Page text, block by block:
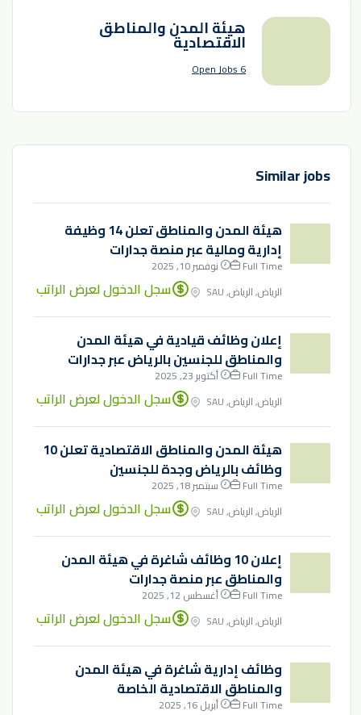
هيئة المدن والمناطق
الاقتصادية
6 Open Jobs
Similar jobs
هيئة المدن والمناطق تعلن 14 وظيفة
إدارية ومالية عبر منصة جدارات
Full Time
نوفمبر 10, 2025
الرياض, الرياض, SAU
سجل الدخول لعرض الراتب
إعلان وظائف قيادية في هيئة المدن
والمناطق للجنسين بالرياض عبر جدارات
Full Time
أكتوبر 23, 2025
الرياض, الرياض, SAU
سجل الدخول لعرض الراتب
هيئة المدن والمناطق الاقتصادية تعلن 10
وظائف بالرياض وجدة للجنسين
Full Time
سبتمبر 18, 2025
الرياض, الرياض, SAU
سجل الدخول لعرض الراتب
إعلان 10 وظائف شاغرة في هيئة المدن
والمناطق عبر منصة جدارات
Full Time
أغسطس 12, 2025
الرياض, الرياض, SAU
سجل الدخول لعرض الراتب
وظائف إدارية شاغرة في هيئة المدن
والمناطق الاقتصادية الخاصة
Full Time
أبريل 16, 2025